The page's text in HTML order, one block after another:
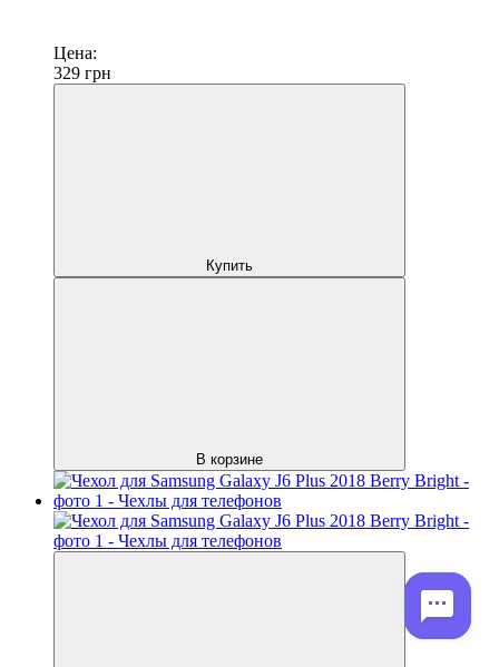
Цена:
329 грн
Купить
В корзине